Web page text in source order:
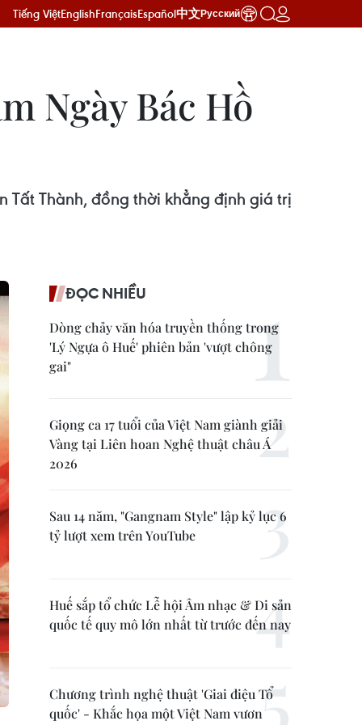
Tiếng ViệtEnglishFrançaisEspañol中文Русский
Ngày Bác Hồ
Thành, đồng thời khẳng định giá trị
ĐỌC NHIỀU
Dòng chảy văn hóa truyền thống trong
'Lý Ngựa ô Huế' phiên bản 'vượt chông
gai"
Giọng ca 17 tuổi của Việt Nam giành giải
Vàng tại Liên hoan Nghệ thuật châu Á
2026
Sau 14 năm, "Gangnam Style" lập kỷ lục 6
tỷ lượt xem trên YouTube
Huế sắp tổ chức Lễ hội Âm nhạc & Di sản
quốc tế quy mô lớn nhất từ trước đến nay
Chương trình nghệ thuật 'Giai điệu Tổ
quốc' - Khắc họa một Việt Nam vươn